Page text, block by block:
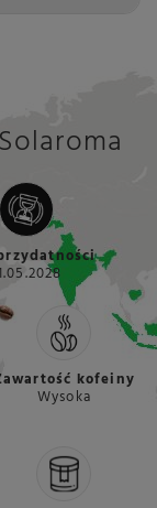
kofeiny
Wysoka